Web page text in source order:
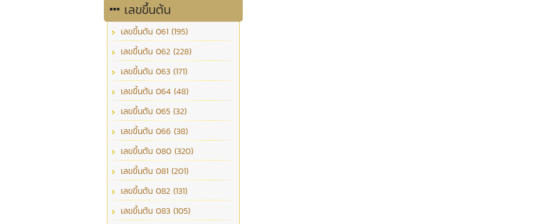
เลขขึ้นต้น
เลขขึ้นต้น 061 (195)
เลขขึ้นต้น 062 (228)
เลขขึ้นต้น 063 (171)
เลขขึ้นต้น 064 (48)
เลขขึ้นต้น 065 (32)
เลขขึ้นต้น 066 (38)
เลขขึ้นต้น 080 (320)
เลขขึ้นต้น 081 (201)
เลขขึ้นต้น 082 (131)
เลขขึ้นต้น 083 (105)